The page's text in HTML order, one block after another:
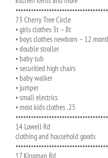
73 Cherry Tree Circle
• girls clothes 3t – 8t
• boys clothes newborn – 12
• double stroller
• baby tub
• securitied high chairs
• baby walker
• jumper
• small electrics
• most kids clothes .25
14 Lowell Rd
clothing and household goods
17 Kingman Rd